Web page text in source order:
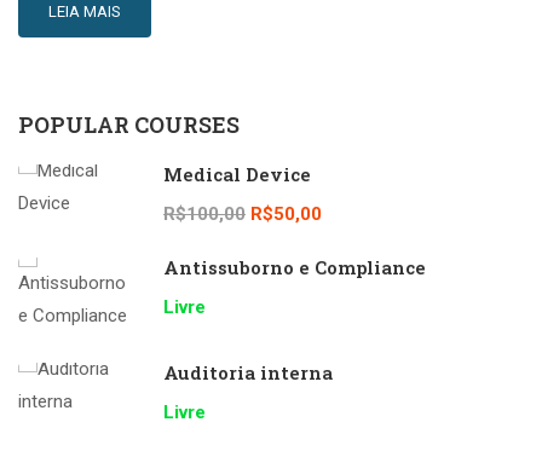
LEIA MAIS
POPULAR COURSES
Medical Device
R$100,00 R$50,00
Antissuborno e Compliance
Livre
Auditoria interna
Livre